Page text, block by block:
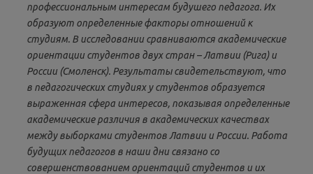
профессиональным интересам будушего педагога. Их
образуют определенные факторы отношений к
студиям. В исследовании сравниваются академические
ориентации студентов двух стран – Латвии (Рига) и
России (Смоленск). Результаты свидетельствуют, что
в педагогических студиях у студентов образуется
выраженная сфера интересов, показывая определенные
академические различия в академических качествах
между выборками студентов Латвии и России. Работа
будущих педагогов в наши дни связано со
совершенствованием ориентаций студентов и их